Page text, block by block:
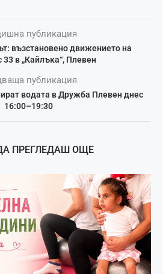
публикация
възстановено движението на
33 в „Кайлъка“, Плевен
публикация
водата в Дружба Плевен днес
16:00–19:30
ПРЕГЛЕДАШ ОЩЕ